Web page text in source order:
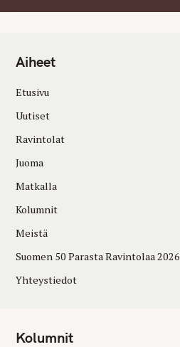
Aiheet
Etusivu
Uutiset
Ravintolat
Juoma
Matkalla
Kolumnit
Meistä
Suomen 50 Parasta Ravintolaa 2026
Yhteystiedot
Kolumnit